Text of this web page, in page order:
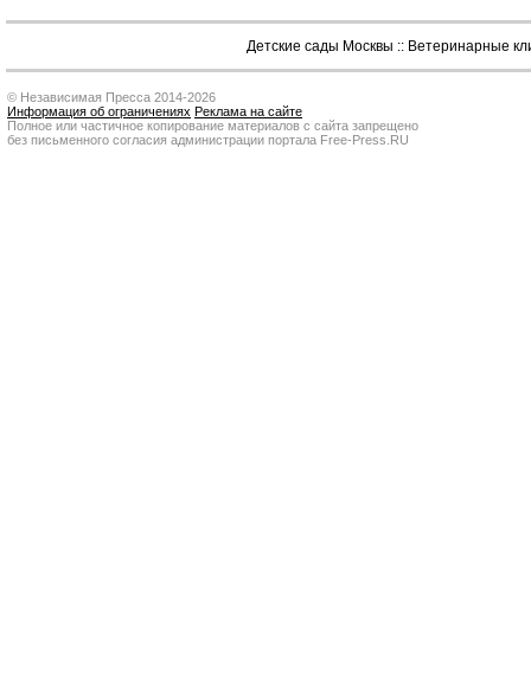
Детские сады Москвы :: Ветеринарные
© Независимая Пресса 2014-2026
Информация об ограничениях Реклама на сайте
Полное или частичное копирование материалов с сайта запрещено
без письменного согласия администрации портала Free-Press.RU